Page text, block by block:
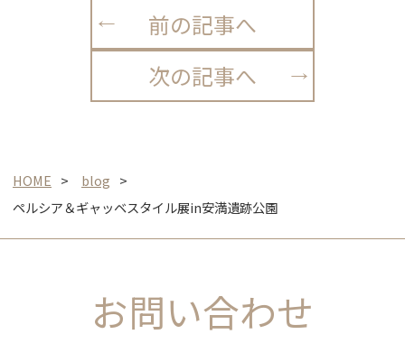
前の記事へ
次の記事へ
HOME
blog
ペルシア＆ギャッベスタイル展in安満遺跡公園
お問い合わせ